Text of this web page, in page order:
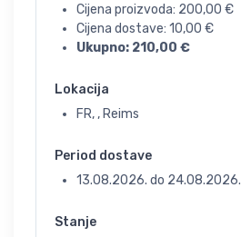
Cijena proizvoda: 200,00 €
Cijena dostave: 10,00 €
Ukupno: 210,00 €
Lokacija
FR, , Reims
Period dostave
13.08.2026. do 24.08.2026.
Stanje